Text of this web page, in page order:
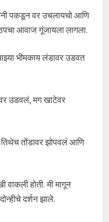
पकडून वर उचलायचो आणि
आवाज गूंजायला लागला.
भीमकाय लंडावर उडवत
उडवलं, मग खाटेवर
तिथेच तोंडावर झोपवलं आणि
वाकली होती. मी मागून
दर्शन झाले.